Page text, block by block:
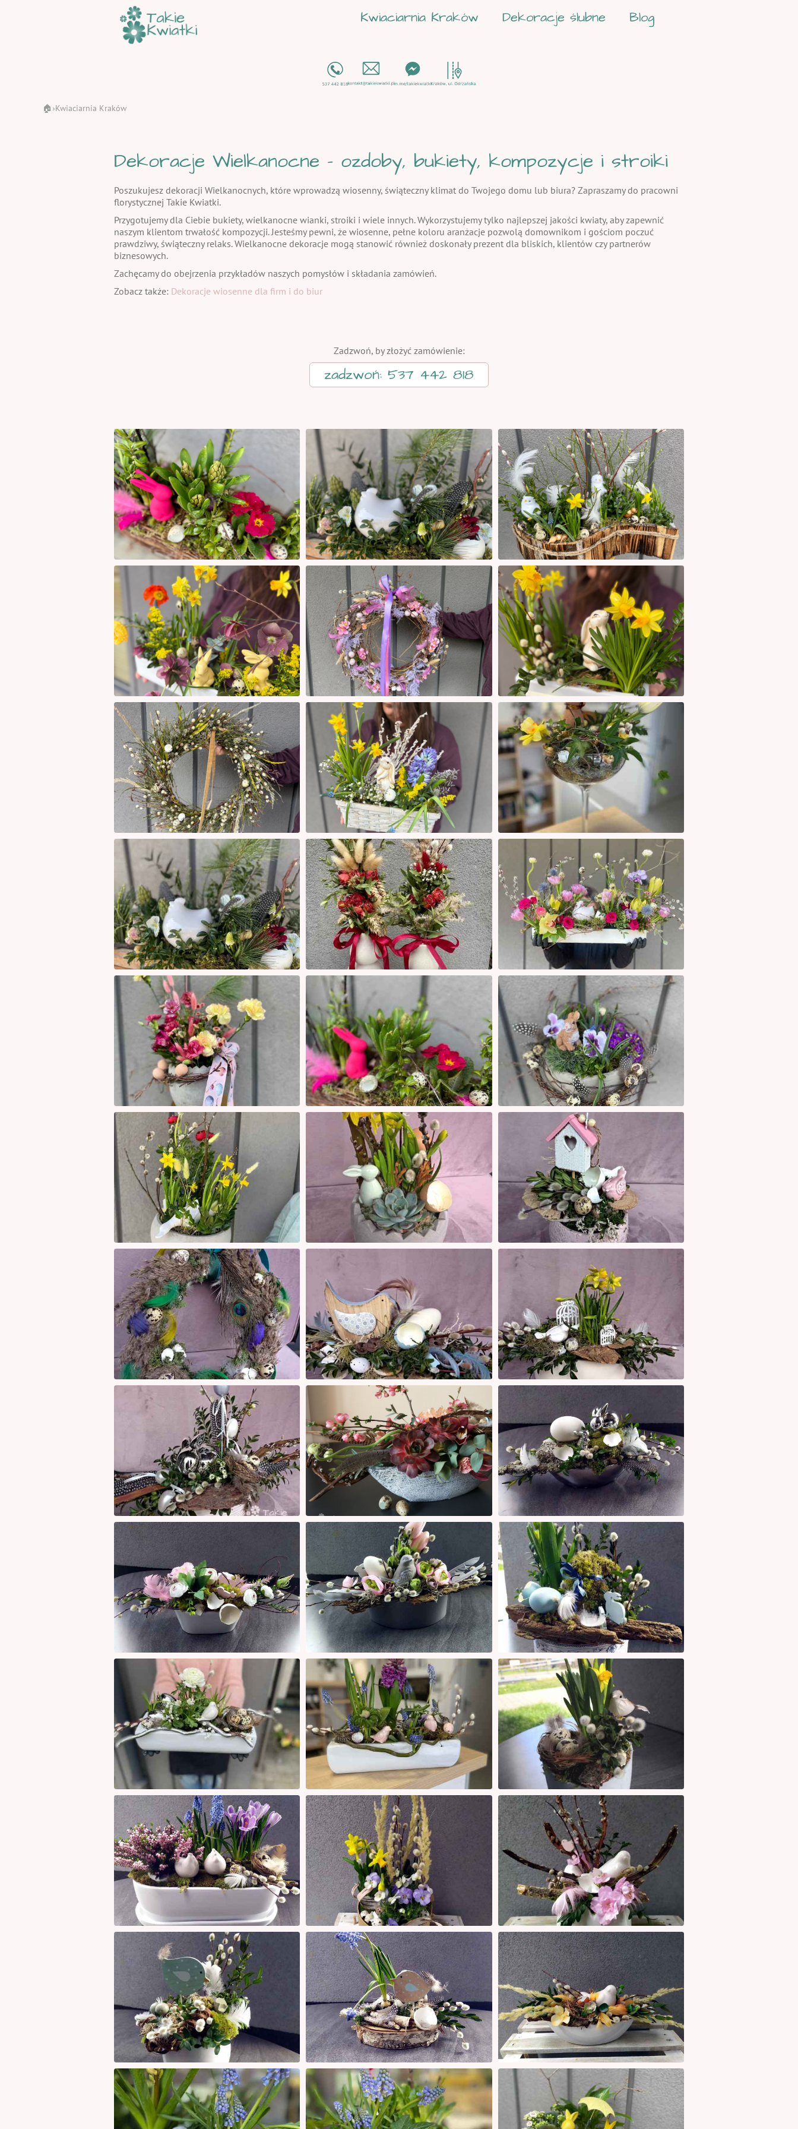
Kwiaciarnia Kraków Dekoracje ślubne Blog
🏠 ›Kwiaciarnia Kraków
Dekoracje Wielkanocne - ozdoby, bukiety, kompozycje i stroiki
Poszukujesz dekoracji Wielkanocnych, które wprowadzą wiosenny, świąteczny klimat do Twojego domu lub biura? Zapraszamy do pracowni
florystycznej Takie Kwiatki.
Przygotujemy dla Ciebie bukiety, wielkanocne wianki, stroiki i wiele innych. Wykorzystujemy tylko najlepszej jakości kwiaty, aby zapewnić
naszym klientom trwałość kompozycji. Jesteśmy pewni, że wiosenne, pełne koloru aranżacje pozwolą domownikom i gościom poczuć
prawdziwy, świąteczny relaks. Wielkanocne dekoracje mogą stanowić również doskonały prezent dla bliskich, klientów czy partnerów
biznesowych.
Zachęcamy do obejrzenia przykładów naszych pomysłów i składania zamówień.
Zobacz także: Dekoracje wiosenne dla firm i do biur
Zadzwoń, by złożyć zamówienie:
zadzwoń: 537 442 818